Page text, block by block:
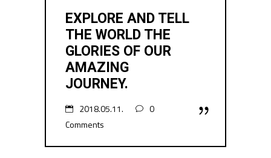
EXPLORE AND TELL
THE WORLD THE
GLORIES OF OUR
AMAZING
JOURNEY.
2018.05.11.
0
Comments